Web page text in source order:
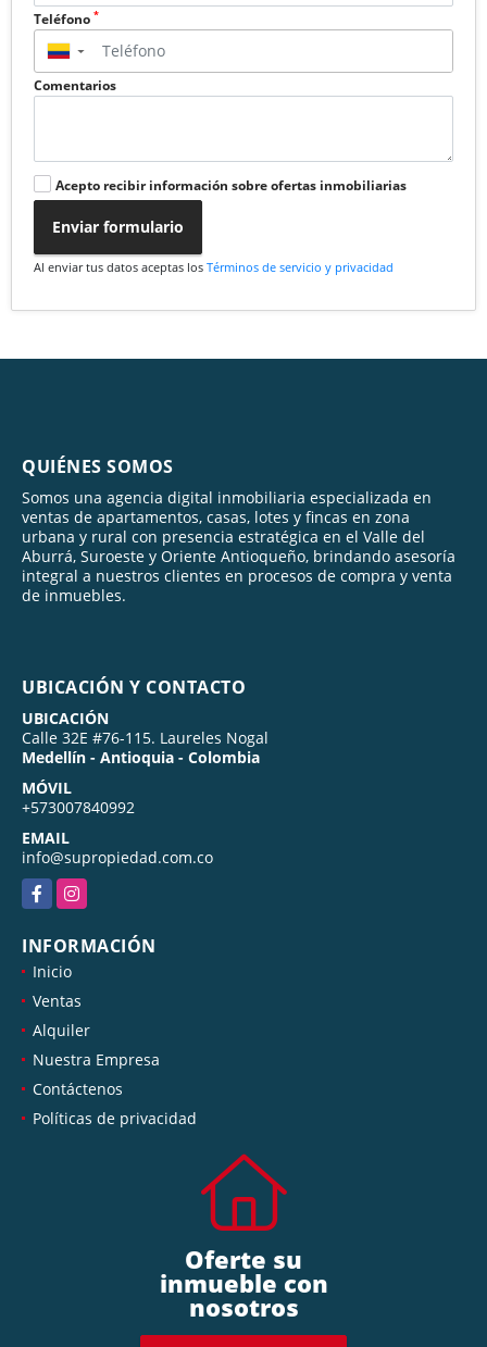
Teléfono *
▼
Comentarios
Acepto recibir información sobre ofertas inmobiliarias
Enviar formulario
Al enviar tus datos aceptas los Términos de servicio y privacidad
QUIÉNES SOMOS
Somos una agencia digital inmobiliaria especializada en
ventas de apartamentos, casas, lotes y fincas en zona
urbana y rural con presencia estratégica en el Valle del
Aburrá, Suroeste y Oriente Antioqueño, brindando asesoría
integral a nuestros clientes en procesos de compra y venta
de inmuebles.
UBICACIÓN Y CONTACTO
UBICACIÓN
Calle 32E #76-115. Laureles Nogal
Medellín - Antioquia - Colombia
MÓVIL
+573007840992
EMAIL
info@supropiedad.com.co
FacebookInstagram
INFORMACIÓN
Inicio
Ventas
Alquiler
Nuestra Empresa
Contáctenos
Políticas de privacidad
Oferte su
inmueble con
nosotros